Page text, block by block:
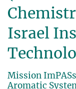
Israel
Mission
Aromatic